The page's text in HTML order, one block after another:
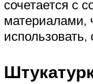
сочетается с
материалами,
использовать,